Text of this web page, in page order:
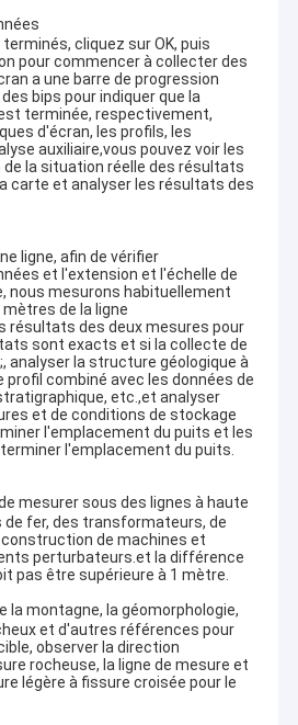
cliquez sur OK, puis
pour commencer à collecter des
a une barre de progression
bips pour indiquer que la
terminée, respectivement,
d'écran, les profils, les
auxiliaire,vous pouvez voir les
la situation réelle des résultats
carte et analyser les résultats des
ligne, afin de vérifier
et l'extension et l'échelle de
nous mesurons habituellement
mètres de la ligne
résultats des deux mesures pour
sont exacts et si la collecte de
analyser la structure géologique à
profil combiné avec les données de
etc.,et analyser
et de conditions de stockage
l'emplacement du puits et les
l'emplacement du puits.
mesurer sous des lignes à haute
de fer, des transformateurs, de
de machines et
perturbateurs.et la différence
pas être supérieure à 1 mètre.
la montagne, la géomorphologie,
et d'autres références pour
observer la direction
rocheuse, la ligne de mesure et
légère à fissure croisée pour le